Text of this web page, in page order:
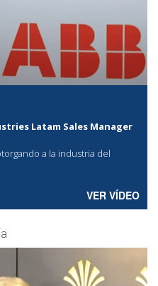
Latam Sales Manager
a la industria del
VER VÍDEO